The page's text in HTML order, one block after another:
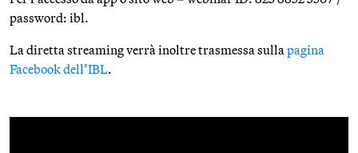
password: ibl.
La diretta streaming verrà inoltre trasmessa sullapagina
Facebook dell’IBL.